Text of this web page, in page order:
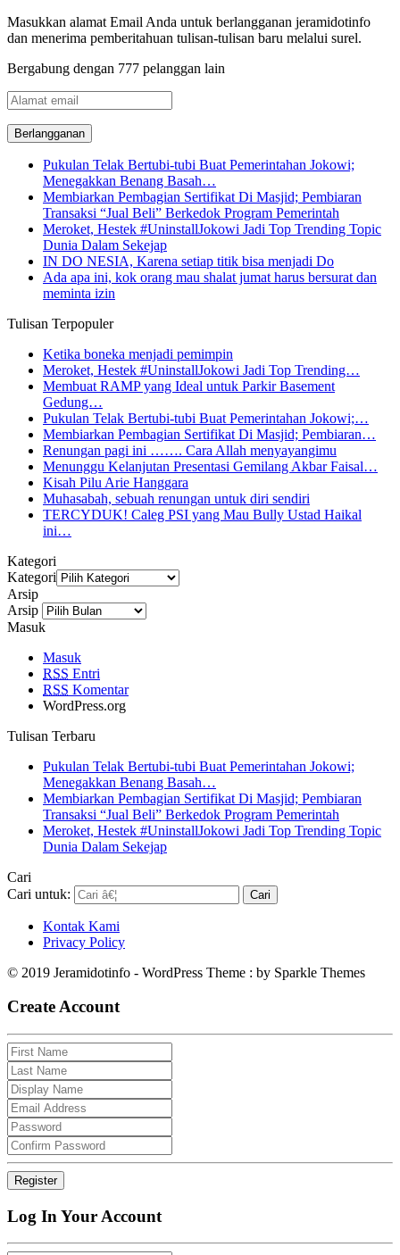
Masukkan alamat Email Anda untuk berlangganan jeramidotinfo
dan menerima pemberitahuan tulisan-tulisan baru melalui surel.
Bergabung dengan 777 pelanggan lain
Alamat
email
Pukulan Telak Bertubi-tubi Buat Pemerintahan Jokowi;
Menegakkan Benang Basah…
Membiarkan Pembagian Sertifikat Di Masjid; Pembiaran
Transaksi “Jual Beli” Berkedok Program Pemerintah
Meroket, Hestek #UninstallJokowi Jadi Top Trending Topic
Dunia Dalam Sekejap
IN DO NESIA, Karena setiap titik bisa menjadi Do
Ada apa ini, kok orang mau shalat jumat harus bersurat dan
meminta izin
Tulisan Terpopuler
Ketika boneka menjadi pemimpin
Meroket, Hestek #UninstallJokowi Jadi Top Trending…
Membuat RAMP yang Ideal untuk Parkir Basement
Gedung…
Pukulan Telak Bertubi-tubi Buat Pemerintahan Jokowi;…
Membiarkan Pembagian Sertifikat Di Masjid; Pembiaran…
Renungan pagi ini ……. Cara Allah menyayangimu
Menunggu Kelanjutan Presentasi Gemilang Akbar Faisal…
Kisah Pilu Arie Hanggara
Muhasabah, sebuah renungan untuk diri sendiri
TERCYDUK! Caleg PSI yang Mau Bully Ustad Haikal
ini…
Kategori
Kategori
Arsip
Arsip
Masuk
Masuk
RSS Entri
RSS Komentar
WordPress.org
Tulisan Terbaru
Pukulan Telak Bertubi-tubi Buat Pemerintahan Jokowi;
Menegakkan Benang Basah…
Membiarkan Pembagian Sertifikat Di Masjid; Pembiaran
Transaksi “Jual Beli” Berkedok Program Pemerintah
Meroket, Hestek #UninstallJokowi Jadi Top Trending Topic
Dunia Dalam Sekejap
Cari
Cari untuk:
Kontak Kami
Privacy Policy
© 2019 Jeramidotinfo - WordPress Theme : by Sparkle Themes
Create Account
Log In Your Account